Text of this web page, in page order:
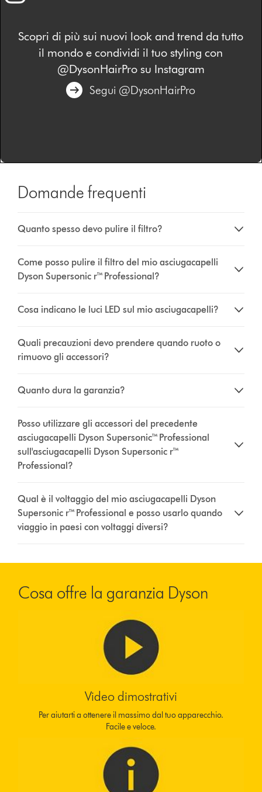
Scopri di più sui nuovi look and trend da tutto
il mondo e condividi il tuo styling con
@DysonHairPro su Instagram
Segui @DysonHairPro
Domande frequenti
Quanto spesso devo pulire il filtro?
Come posso pulire il filtro del mio asciugacapelli
Dyson Supersonic r™ Professional?
Cosa indicano le luci LED sul mio asciugacapelli?
Quali precauzioni devo prendere quando ruoto o
rimuovo gli accessori?
Quanto dura la garanzia?
Posso utilizzare gli accessori del precedente
asciugacapelli Dyson Supersonic™ Professional
sull'asciugacapelli Dyson Supersonic r™
Professional?
Qual è il voltaggio del mio asciugacapelli Dyson
Supersonic r™ Professional e posso usarlo quando
viaggio in paesi con voltaggi diversi?
Cosa offre la garanzia Dyson
Video dimostrativi
Per aiutarti a ottenere il massimo dal tuo apparecchio.
Facile e veloce.